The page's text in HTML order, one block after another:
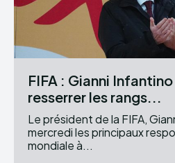
FIFA : Gianni
resserrer les rangs...
Le président de la FIFA,
mercredi les principaux
mondiale à...